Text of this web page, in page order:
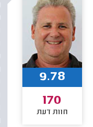
9.78
170
חוות דעת